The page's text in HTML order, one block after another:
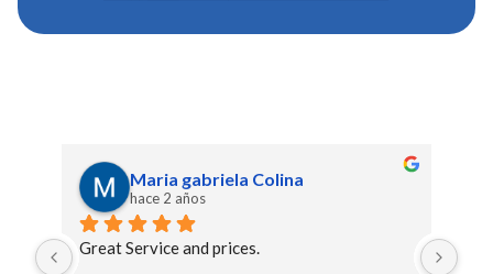
Maria gabriela Colina
hace 2 años
Great Service and prices.